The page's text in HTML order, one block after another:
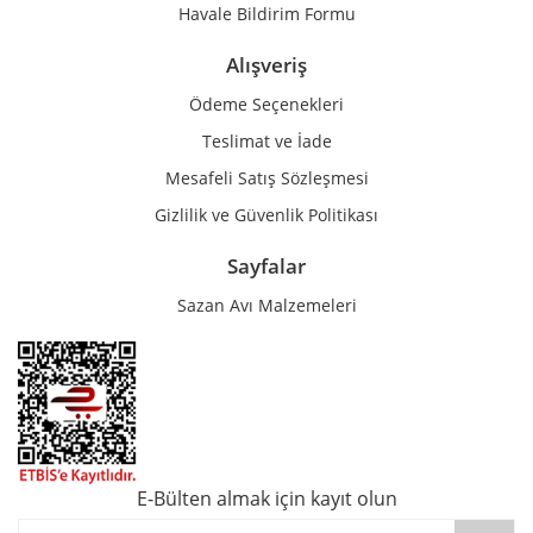
Havale Bildirim Formu
Alışveriş
Ödeme Seçenekleri
Teslimat ve İade
Mesafeli Satış Sözleşmesi
Gizlilik ve Güvenlik Politikası
Sayfalar
Sazan Avı Malzemeleri
E-Bülten almak için kayıt olun